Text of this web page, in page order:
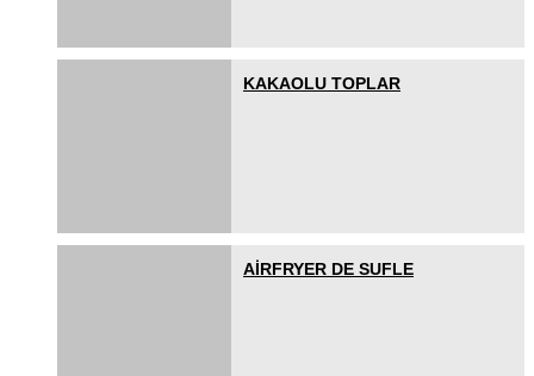
KAKAOLU TOPLAR
AİRFRYER DE SUFLE